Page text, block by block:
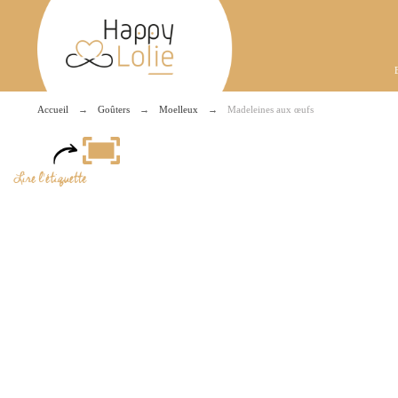
Accueil Goûters Moelleux Madeleines aux œufs